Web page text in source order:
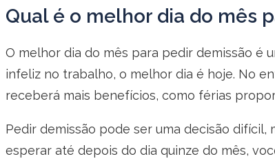
Qual é o melhor dia do mês
O melhor dia do mês para pedir demissão é
infeliz no trabalho, o melhor dia é hoje. No
receberá mais benefícios, como férias
Pedir demissão pode ser uma decisão
esperar até depois do dia quinze do mês,